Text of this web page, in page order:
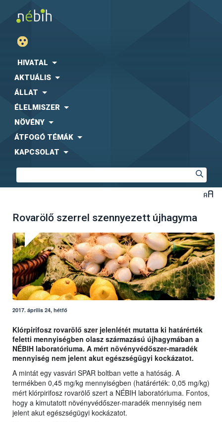
HIVATAL
AKTUÁLIS
ÁLLAT
ÉLELMISZER
NÖVÉNY
ÁTFOGÓ TÉMÁK
KAPCSOLAT
Rovarölő szerrel szennyezett újhagyma
2017. április 24, hétfő
Klórpirifosz rovarölő szer jelenlétét mutatta ki határérték
feletti mennyiségben olasz származású újhagymában a
NÉBIH laboratóriuma. A mért növényvédőszer-maradék
mennyiség nem jelent akut egészségügyi kockázatot.
A mintát egy vasvári SPAR boltban vette a hatóság. A
termékben 0,45 mg/kg mennyiségben (határérték: 0,05 mg/kg)
mért klórpirifosz rovarölő szert a NÉBIH laboratóriuma. Fontos,
hogy a kimutatott növényvédőszer-maradék mennyiség nem
jelent akut egészségügyi kockázatot.